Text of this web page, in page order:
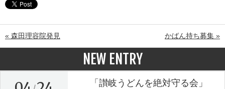
« 森田理容院発見 かばん持ち募集 »
NEW ENTRY
「讃岐うどんを絶対守る会」